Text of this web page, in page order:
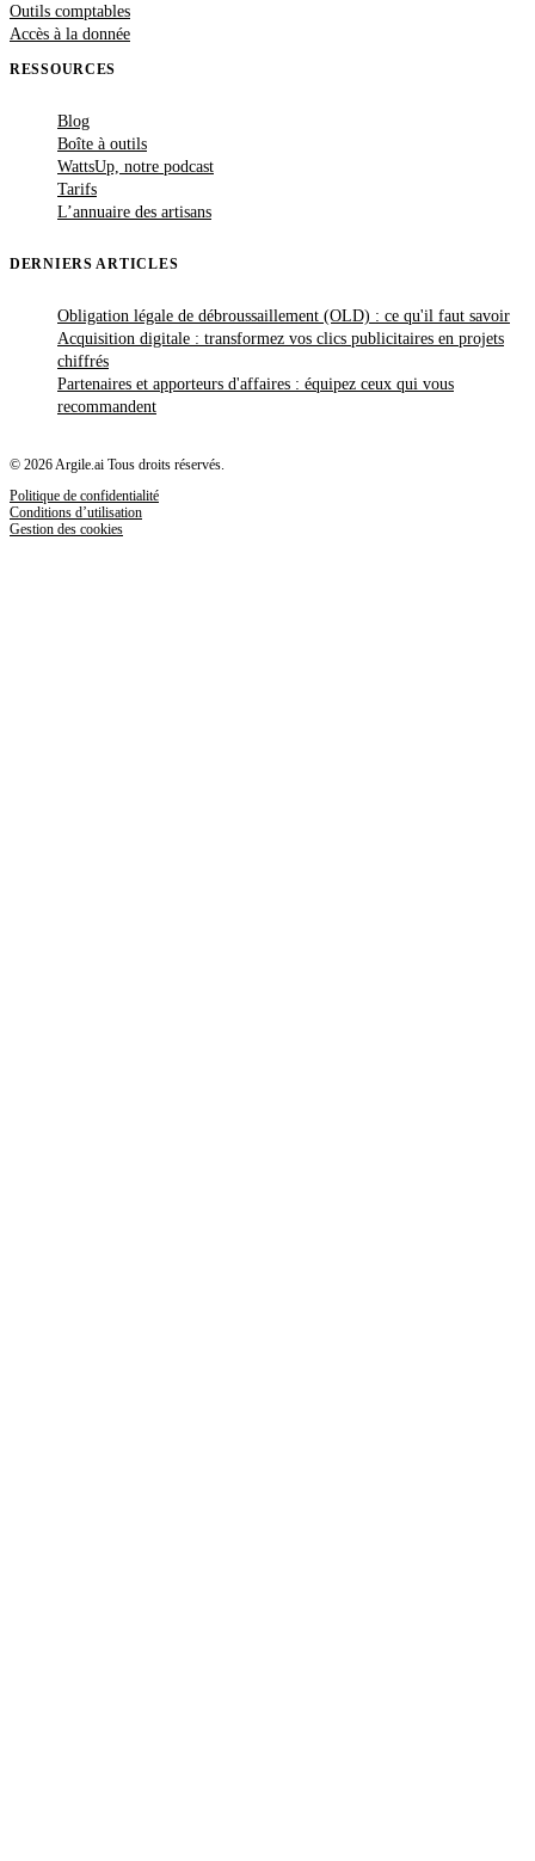
Outils comptables
Accès à la donnée
RESSOURCES
Blog
Boîte à outils
WattsUp, notre podcast
Tarifs
L’annuaire des artisans
DERNIERS ARTICLES
Obligation légale de débroussaillement (OLD) : ce qu'il faut savoir
Acquisition digitale : transformez vos clics publicitaires en projets
chiffrés
Partenaires et apporteurs d'affaires : équipez ceux qui vous
recommandent
© 2026 Argile.ai Tous droits réservés.
Politique de confidentialité
Conditions d’utilisation
Gestion des cookies